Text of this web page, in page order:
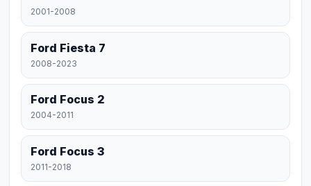
2001-2008
Ford Fiesta 7
2008-2023
Ford Focus 2
2004-2011
Ford Focus 3
2011-2018